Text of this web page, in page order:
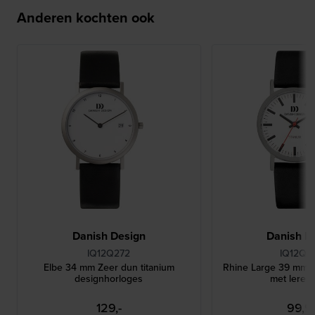
Anderen kochten ook
Danish Design
IQ12Q272
Elbe 34 mm Zeer dun titanium
designhorloges
129,-
Danish
Rhine Large 39 mm
met leren